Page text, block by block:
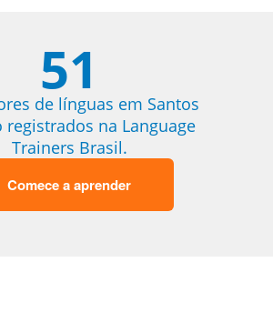
51
de línguas em Santos
registrados na Language
Trainers Brasil.
Comece a aprender